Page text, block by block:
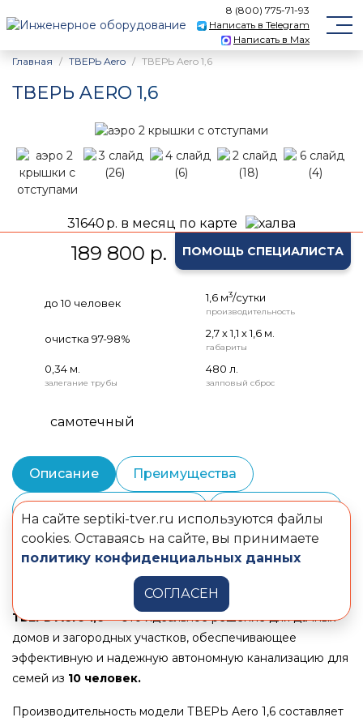
8 (800) 775-71-93
Написать в Telegram
Написать в Max
Главная
ТВЕРЬ Aero ТВЕРЬ Aero 1,6
ТВЕРЬ AERO 1,6
31640 р. в месяц по карте
189 800 р. ПОМОЩЬ СПЕЦИАЛИСТА
до 10 человек 1,6 м3/сутки
производительность
очистка 97-98% 2,7 х 1,1 х 1,6 м.
габариты
0,34 м.
залегание трубы
480 л.
залповый сброс
самотечный
Описание Преимущества
Монтаж и шеф-монтаж Комплектация
Документы
Станция очистки хозяйственно-бытовых сточных вод
ТВЕРЬAero 1,6— это идеальное решение для дачных
домов и загородных участков, обеспечивающее
эффективную и надежную автономную канализацию для
семей из 10 человек.
Производительность модели ТВЕРЬ Aero 1,6 составляет
На сайте septiki-tver.ru используются файлы
cookies. Оставаясь на сайте, вы принимаете
политику конфиденциальных данных
СОГЛАСЕН